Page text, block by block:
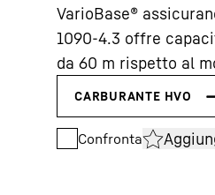
VarioBase®
1090-4.3 offre
da 60 m rispetto al
Confronta